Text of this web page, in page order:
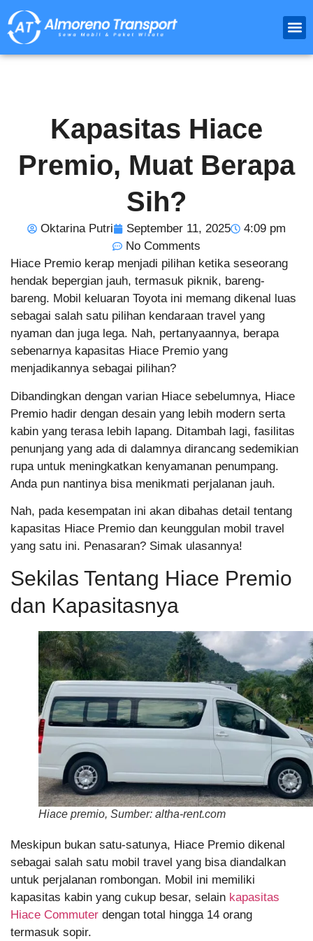
Kapasitas Hiace
Premio, Muat Berapa
Sih?
Oktarina Putri September 11, 2025
4:09 pm
No Comments
Hiace Premio kerap menjadi pilihan ketika seseorang
hendak bepergian jauh, termasuk piknik, bareng-
bareng. Mobil keluaran Toyota ini memang dikenal luas
sebagai salah satu pilihan kendaraan travel yang
nyaman dan juga lega. Nah, pertanyaannya, berapa
sebenarnya kapasitas Hiace Premio yang
menjadikannya sebagai pilihan?
Dibandingkan dengan varian Hiace sebelumnya, Hiace
Premio hadir dengan desain yang lebih modern serta
kabin yang terasa lebih lapang. Ditambah lagi, fasilitas
penunjang yang ada di dalamnya dirancang sedemikian
rupa untuk meningkatkan kenyamanan penumpang.
Anda pun nantinya bisa menikmati perjalanan jauh.
Nah, pada kesempatan ini akan dibahas detail tentang
kapasitas Hiace Premio dan keunggulan mobil travel
yang satu ini. Penasaran? Simak ulasannya!
Sekilas Tentang Hiace Premio
dan Kapasitasnya
Hiace premio, Sumber: altha-rent.com
Meskipun bukan satu-satunya, Hiace Premio dikenal
sebagai salah satu mobil travel yang bisa diandalkan
untuk perjalanan rombongan. Mobil ini memiliki
kapasitas kabin yang cukup besar, selain kapasitas
Hiace Commuter dengan total hingga 14 orang
termasuk sopir.